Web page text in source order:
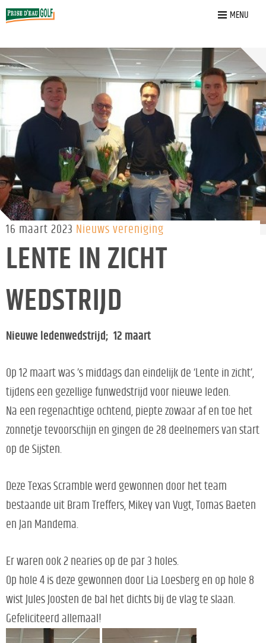
MENU
Home
16 maart 2023 Nieuws vereniging
LENTE IN ZICHT
WEDSTRIJD
Nieuwe ledenwedstrijd; 12 maart
Op 12 maart was ’s middags dan eindelijk de ‘Lente in zicht’,
tijdens een gezellige funwedstrijd voor nieuwe leden.
Na een regenachtige ochtend, piepte zowaar af en toe het
zonnetje tevoorschijn en gingen de 28 deelnemers van start
op de Sijsten.
Deze Texas Scramble werd gewonnen door het team
bestaande uit Bram Treffers, Mikey van Vugt, Tomas Baeten
en Jan Mandema.
Er waren ook 2 nearies op de par 3 holes.
Op hole 4 is deze gewonnen door Lia Loesberg en op hole 8
wist Jules Joosten de bal het dichts bij de vlag te slaan.
Gefeliciteerd allemaal!